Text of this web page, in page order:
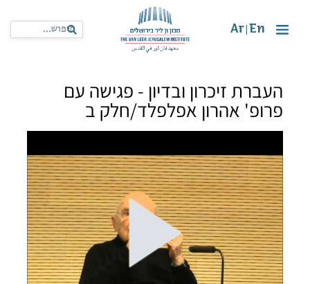
En
Ar
העברת זיכרון ובדיון - פגישה עם
פרופ' אהרון אפלפלד/חלק ב